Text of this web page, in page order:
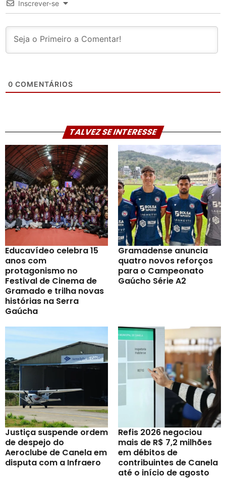
Inscrever-se
0 COMENTÁRIOS
TALVEZ SE INTERESSE
Educavídeo celebra 15
anos com
protagonismo no
Festival de Cinema de
Gramado e trilha novas
histórias na Serra
Gaúcha
Gramadense anuncia
quatro novos reforços
para o Campeonato
Gaúcho Série A2
Justiça suspende ordem
de despejo do
Aeroclube de Canela em
disputa com a Infraero
Refis 2026 negociou
mais de R$ 7,2 milhões
em débitos de
contribuintes de Canela
até o início de agosto